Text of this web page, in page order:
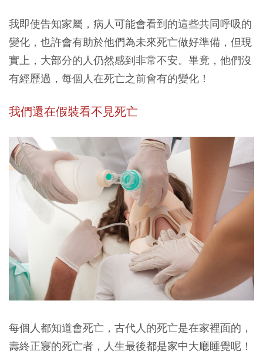
我即使告知家屬，病人可能會看到的這些共同呼吸的
變化，也許會有助於他們為未來死亡做好準備，但現
實上，大部分的人仍然感到非常不安。畢竟，他們沒
有經歷過，每個人在死亡之前會有的變化！
我們還在假裝看不見死亡
每個人都知道會死亡，古代人的死亡是在家裡面的，
壽終正寢的死亡者，人生最後都是家中大廰睡覺呢！